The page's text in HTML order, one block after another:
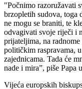
"Počnimo razoružavati
brzopletih sudova, toga
ne mogu se braniti, te
odvagivati svoje riječi i
prijateljima, na
političkim raspravama,
zajednicama. Tada će
nade i mira”, piše Papa
Vijeća europskih